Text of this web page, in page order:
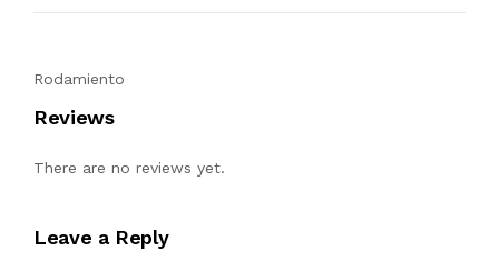
Rodamiento
Reviews
There are no reviews yet.
Leave a Reply